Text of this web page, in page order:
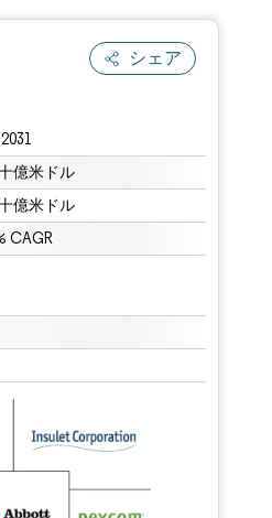
シェア
億米ドル
億米ドル
CAGR
4.0の表示が必要です。